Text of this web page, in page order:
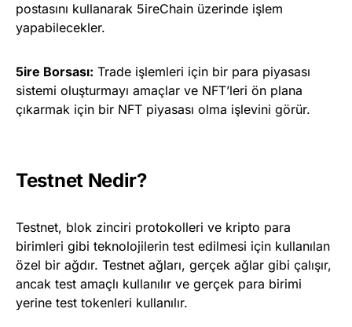
postasını kullanarak 5ireChain üzerinde işlem
yapabilecekler.
5ire Borsası: Trade işlemleri için bir para piyasası
sistemi oluşturmayı amaçlar ve NFT’leri ön plana
çıkarmak için bir NFT piyasası olma işlevini görür.
Testnet Nedir?
Testnet, blok zinciri protokolleri ve kripto para
birimleri gibi teknolojilerin test edilmesi için kullanılan
özel bir ağdır. Testnet ağları, gerçek ağlar gibi çalışır,
ancak test amaçlı kullanılır ve gerçek para birimi
yerine test tokenleri kullanılır.